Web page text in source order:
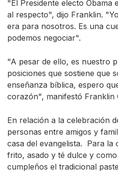
"El Presidente electo Obama
al respecto", dijo Franklin.
era para nosotros. Es una
podemos negociar".
"A pesar de ello, es nuestro
posiciones que sostiene que
enseñanza bíblica, espero
corazón", manifestó Franklin
En relación a la celebración
personas entre amigos y
casa del evangelista. Para la
frito, asado y té dulce y
cumpleños el tradicional